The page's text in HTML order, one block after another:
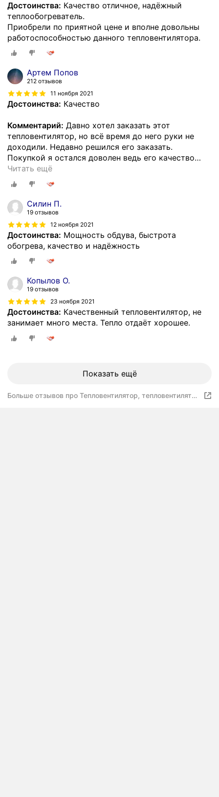
Достоинства: Качество отличное, надёжный
теплообогреватель.
Приобрели по приятной цене и вполне довольны
работоспособностью данного тепловентилятора.
Артем Попов
212 отзывов
11 ноября 2021
Достоинства: Качество
Комментарий: Давно хотел заказать этот
тепловентилятор, но всё время до него руки не
доходили. Недавно решился его заказать.
Покупкой я остался доволен ведь его качество…
Читать ещё
Силин П.
19 отзывов
12 ноября 2021
Достоинства: Мощность обдува, быстрота
обогрева, качество и надёжность
Копылов О.
19 отзывов
23 ноября 2021
Достоинства: Качественный тепловентилятор, не
занимает много места. Тепло отдаёт хорошее.
Показать ещё
Больше отзывов про Тепловентилятор, тепловентилятор